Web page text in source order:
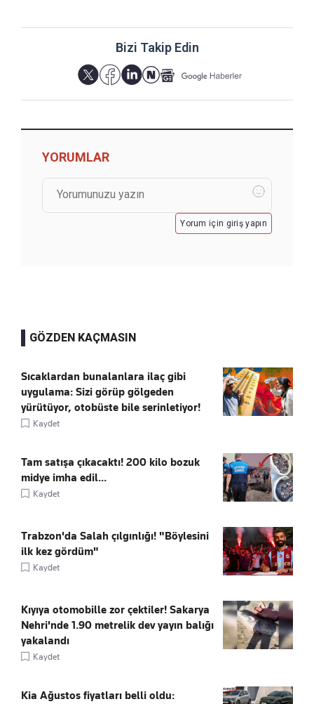
Bizi Takip Edin
YORUMLAR
Yorum için giriş yapın
GÖZDEN KAÇMASIN
Sıcaklardan bunalanlara ilaç gibi
uygulama: Sizi görüp gölgeden
yürütüyor, otobüste bile serinletiyor!
Kaydet
Tam satışa çıkacaktı! 200 kilo bozuk
midye imha edil...
Kaydet
Trabzon'da Salah çılgınlığı! "Böylesini
ilk kez gördüm"
Kaydet
Kıyıya otomobille zor çektiler! Sakarya
Nehri'nde 1.90 metrelik dev yayın balığı
yakalandı
Kaydet
Kia Ağustos fiyatları belli oldu: